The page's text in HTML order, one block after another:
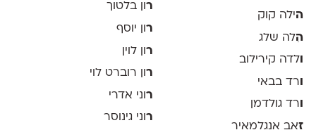
הילה קוק
הִלה שלג
לדה קירילוב
רד בבאי
ורד גולדמן
זאב אנגלמאיר
רון בלטוך
ר ון יוסף
רון לוין
ר ון רוברט לוי
ר וני אדרי
רוני גינוסר